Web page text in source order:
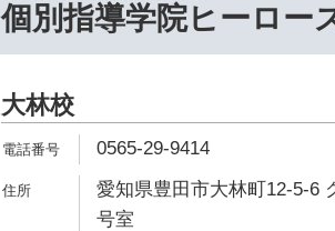
個別指導学院ヒーロー
大林校
0565-29-9414
愛知県豊田市大林町12-5-6
号室